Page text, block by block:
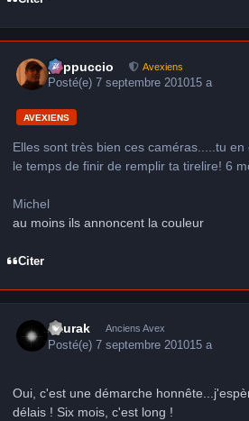
peppuccio Avexiens
Posté(e) 7 septembre 201015 a
AVEXIENS
Elles sont très bien ces caméras.....tu
le temps de finir de remplir ta tirelire! 6
Michel
au moins ils annoncent la couleur
Citer
Zaurak Anciens Avex
Posté(e)7 septembre 201015 a
Oui, c'est une démarche
délais ! Six mois, c'est long !